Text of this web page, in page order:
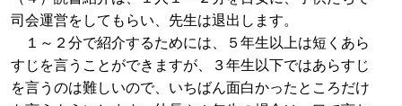
司会運営をしてもらい、先生は退出します。
１～２分で紹介するためには、５年生以上は短くあら
すじを言うことができますが、３年生以下ではあらすじ
を言うのは難しいので、いちばん面白かったところだけ